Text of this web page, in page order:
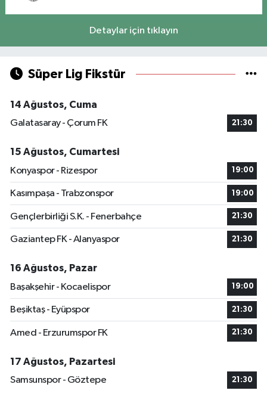
Detaylar için tıklayın
Süper Lig Fikstür
14 Ağustos, Cuma
Galatasaray - Çorum FK
21:30
15 Ağustos, Cumartesi
Konyaspor - Rizespor
19:00
Kasımpaşa - Trabzonspor 19:00
Gençlerbirliği S.K. - Fenerbahçe 21:30
Gaziantep FK - Alanyaspor 21:30
16 Ağustos, Pazar
Başakşehir - Kocaelispor
19:00
Beşiktaş - Eyüpspor 21:30
Amed - Erzurumspor FK 21:30
17 Ağustos, Pazartesi
Samsunspor - Göztepe
21:30